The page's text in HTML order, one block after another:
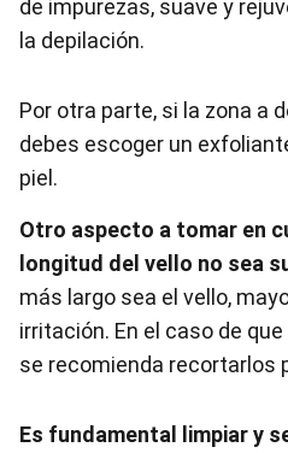
de impurezas, suave y
la depilación.
Por otra parte, si la zona a
debes escoger un
piel.
Otro aspecto a tomar en
longitud del vello no sea
más largo sea el vello,
irritación. En el caso de
se recomienda recortarlos
Es fundamental limpiar y